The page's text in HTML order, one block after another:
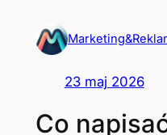
23 maj 2026
Co